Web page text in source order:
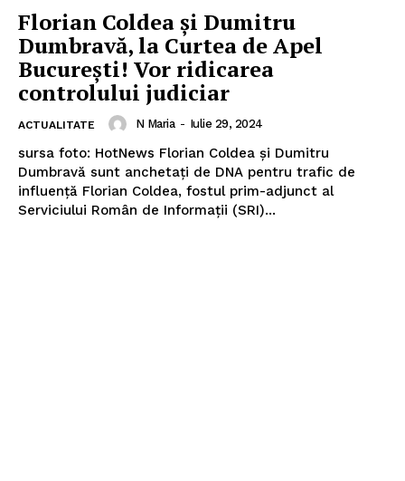
Florian Coldea și Dumitru
Dumbravă, la Curtea de Apel
București! Vor ridicarea
controlului judiciar
ACTUALITATE N Maria - Iulie 29, 2024
sursa foto: HotNews Florian Coldea și Dumitru
Dumbravă sunt anchetați de DNA pentru trafic de
influență Florian Coldea, fostul prim-adjunct al
Serviciului Român de Informații (SRI)...